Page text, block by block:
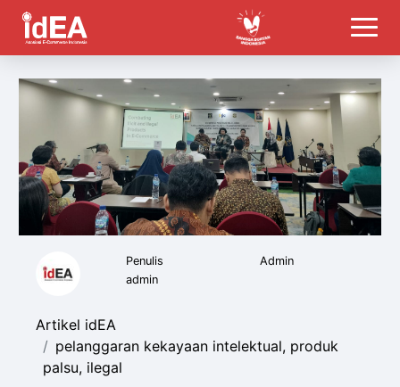
Penulis
Admin
admin
Artikel idEA
pelanggaran kekayaan intelektual, produk
palsu, ilegal